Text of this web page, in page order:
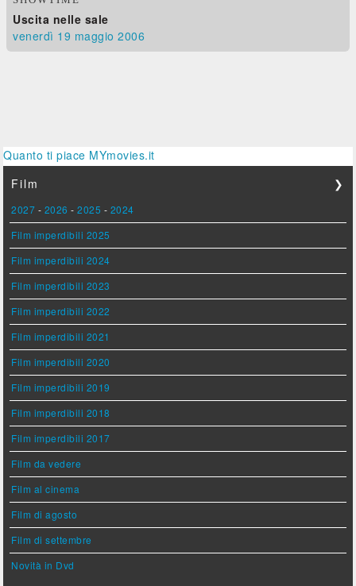
Uscita nelle sale
venerdì 19 maggio 2006
Quanto ti piace MYmovies.it
Film
❯
2027 - 2026 -2025 - 2024
Film imperdibili 2025
Film imperdibili 2024
Film imperdibili 2023
Film imperdibili 2022
Film imperdibili 2021
Film imperdibili 2020
Film imperdibili 2019
Film imperdibili 2018
Film imperdibili 2017
Film da vedere
Film al cinema
Film di agosto
Film di settembre
Novità in Dvd